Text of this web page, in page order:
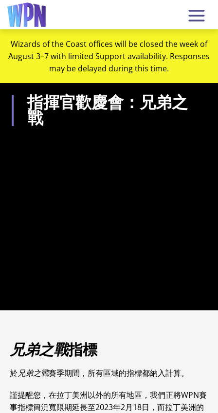
Wizards of the Coast offices will be closed the week of
August 3–7 with limited Support availability. Responses
may be delayed during this time.
指揮官歡慶會：兄弟之
戰
兄弟之戰指標
於兄弟之戰賽季期間，所有區域的指標都納入計算。
謹提醒您，在拉丁美洲以外的所有地區，我們正將WPN賽
事指標簡況寬限期延長至2023年2月18日，而拉丁美洲的